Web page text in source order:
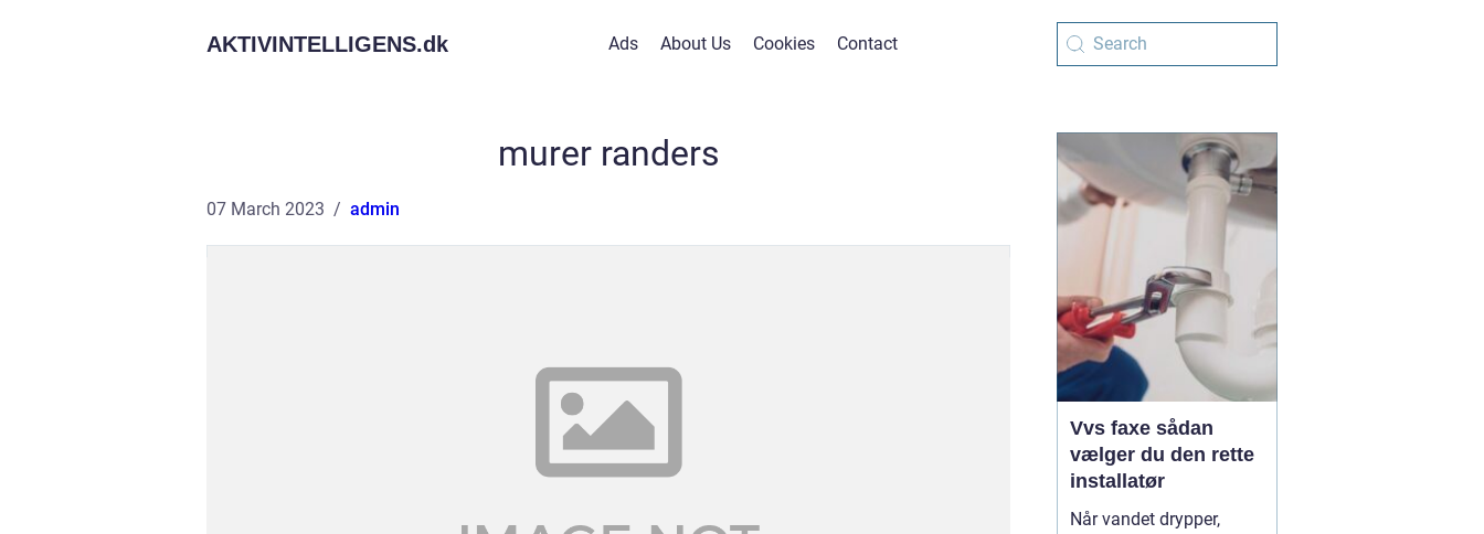
AKTIVINTELLIGENS.dk Ads About Us Cookies Contact
murer randers
07 March 2023 admin
Vvs faxe sådan
vælger du den rette
installatør
Når vandet drypper,